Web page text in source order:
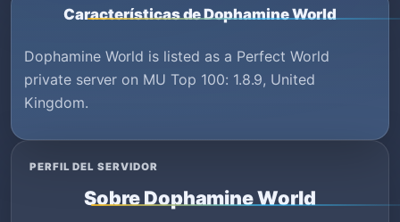
Características de Dophamine World
Dophamine World is listed as a Perfect World
private server on MU Top 100: 1.8.9, United
Kingdom.
PERFIL DEL SERVIDOR
Sobre Dophamine World